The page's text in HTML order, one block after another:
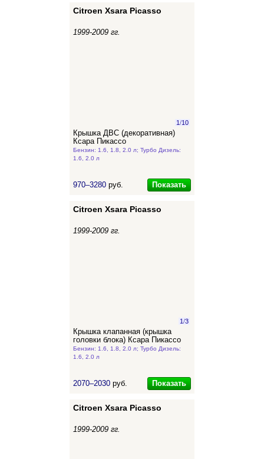
Citroen Xsara Picasso
1999-2009 гг.
1/10
Крышка ДВС (декоративная)
Ксара Пикассо
Бензин: 1.6, 1.8, 2.0 л; Турбо Дизель:
1.6, 2.0 л
970–3280 руб. Показать
Citroen Xsara Picasso
1999-2009 гг.
1/3
Крышка клапанная (крышка
головки блока) Ксара Пикассо
Бензин: 1.6, 1.8, 2.0 л; Турбо Дизель:
1.6, 2.0 л
2070–2030 руб. Показать
Citroen Xsara Picasso
1999-2009 гг.